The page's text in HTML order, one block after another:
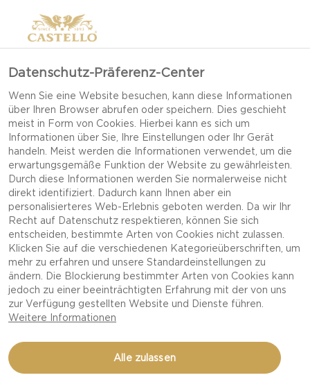
PRODUKTE ONLINE
KAUFEN
Datenschutz-Präferenz-Center
Wenn Sie eine Website besuchen, kann diese Informationen
über Ihren Browser abrufen oder speichern. Dies geschieht
meist in Form von Cookies. Hierbei kann es sich um
Informationen über Sie, Ihre Einstellungen oder Ihr Gerät
handeln. Meist werden die Informationen verwendet, um die
erwartungsgemäße Funktion der Website zu gewährleisten.
Durch diese Informationen werden Sie normalerweise nicht
direkt identifiziert. Dadurch kann Ihnen aber ein
personalisierteres Web-Erlebnis geboten werden. Da wir Ihr
Recht auf Datenschutz respektieren, können Sie sich
entscheiden, bestimmte Arten von Cookies nicht zulassen.
Klicken Sie auf die verschiedenen Kategorieüberschriften, um
mehr zu erfahren und unsere Standardeinstellungen zu
ändern. Die Blockierung bestimmter Arten von Cookies kann
jedoch zu einer beeinträchtigten Erfahrung mit der von uns
zur Verfügung gestellten Website und Dienste führen.
Weitere Informationen
Alle zulassen